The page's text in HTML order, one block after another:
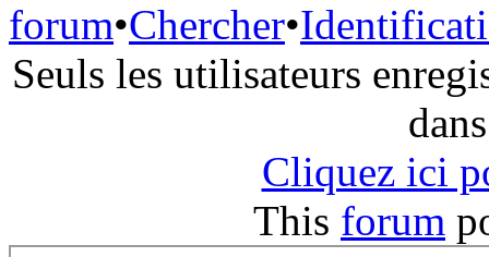
forum•Chercher•
Seuls les utilisateurs
Cliquez ici
This forum